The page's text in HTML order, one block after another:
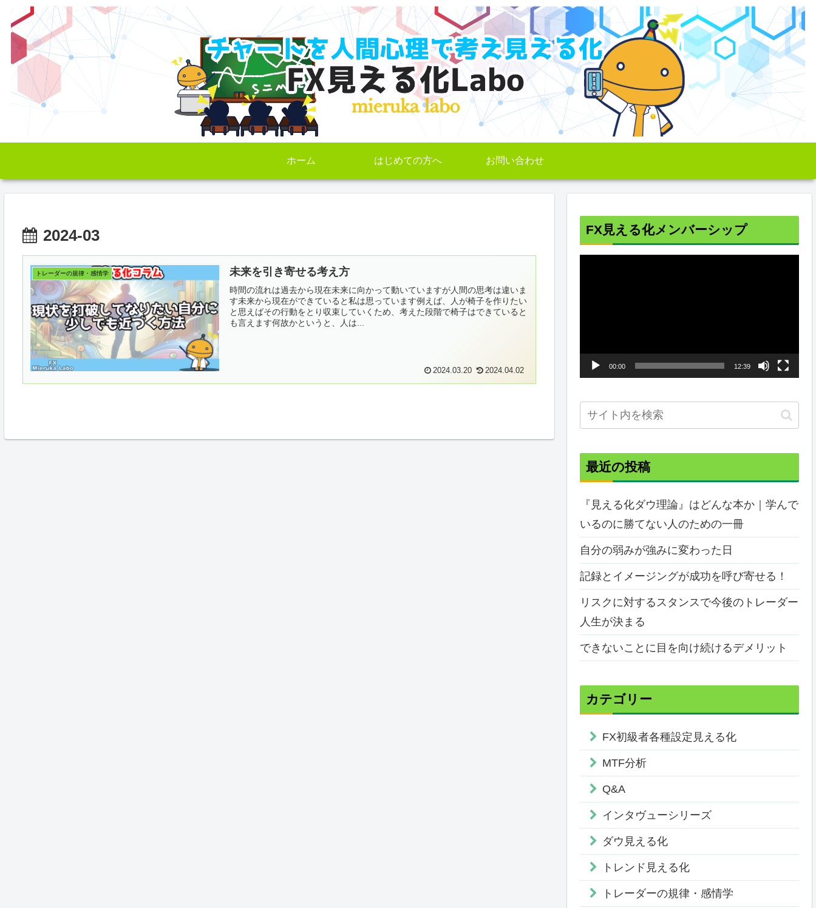
ホーム はじめての方へ お問い合わせ
2024-03
トレーダーの規律・感情学 未来を引き寄せる考え方
時間の流れは過去から現在未来に向かって動いていますが人間の思考は違いま
す未来から現在ができていると私は思っています例えば、人が椅子を作りたい
と思えばその行動をとり収束していくため、考えた段階で椅子はできていると
も言えます何故かというと、人は...
2024.03.20 2024.04.02
FX見える化メンバーシップ
ー
00:00 12:39
最近の投稿
『見える化ダウ理論』はどんな本か｜学んで
いるのに勝てない人のための一冊
自分の弱みが強みに変わった日
記録とイメージングが成功を呼び寄せる！
リスクに対するスタンスで今後のトレーダー
人生が決まる
できないことに目を向け続けるデメリット
カテゴリー
FX初級者各種設定見える化
MTF分析
Q&A
インタヴューシリーズ
ダウ見える化
トレンド見える化
トレーダーの規律・感情学